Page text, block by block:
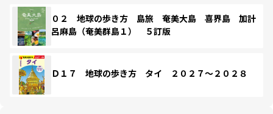
０２ 地球の歩き方 島旅 奄美大島 喜界島 加計
呂麻島（奄美群島１） ５訂版
Ｄ１７ 地球の歩き方 タイ ２０２７～２０２８